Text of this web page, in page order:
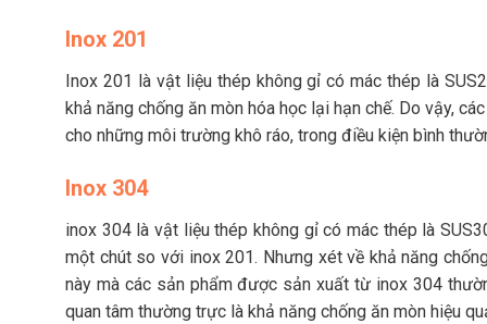
Inox 201
Inox 201 là vật liệu thép không gỉ có mác thép là
khả năng chống ăn mòn hóa học lại hạn chế. Do vậy,
cho những môi trường khô ráo, trong điều kiện bình
Inox 304
inox 304 là vật liệu thép không gỉ có mác thép là
một chút so với inox 201. Nhưng xét về khả năng
này mà các sản phẩm được sản xuất từ inox 304
quan tâm thường trực là khả năng chống ăn mòn hiệu